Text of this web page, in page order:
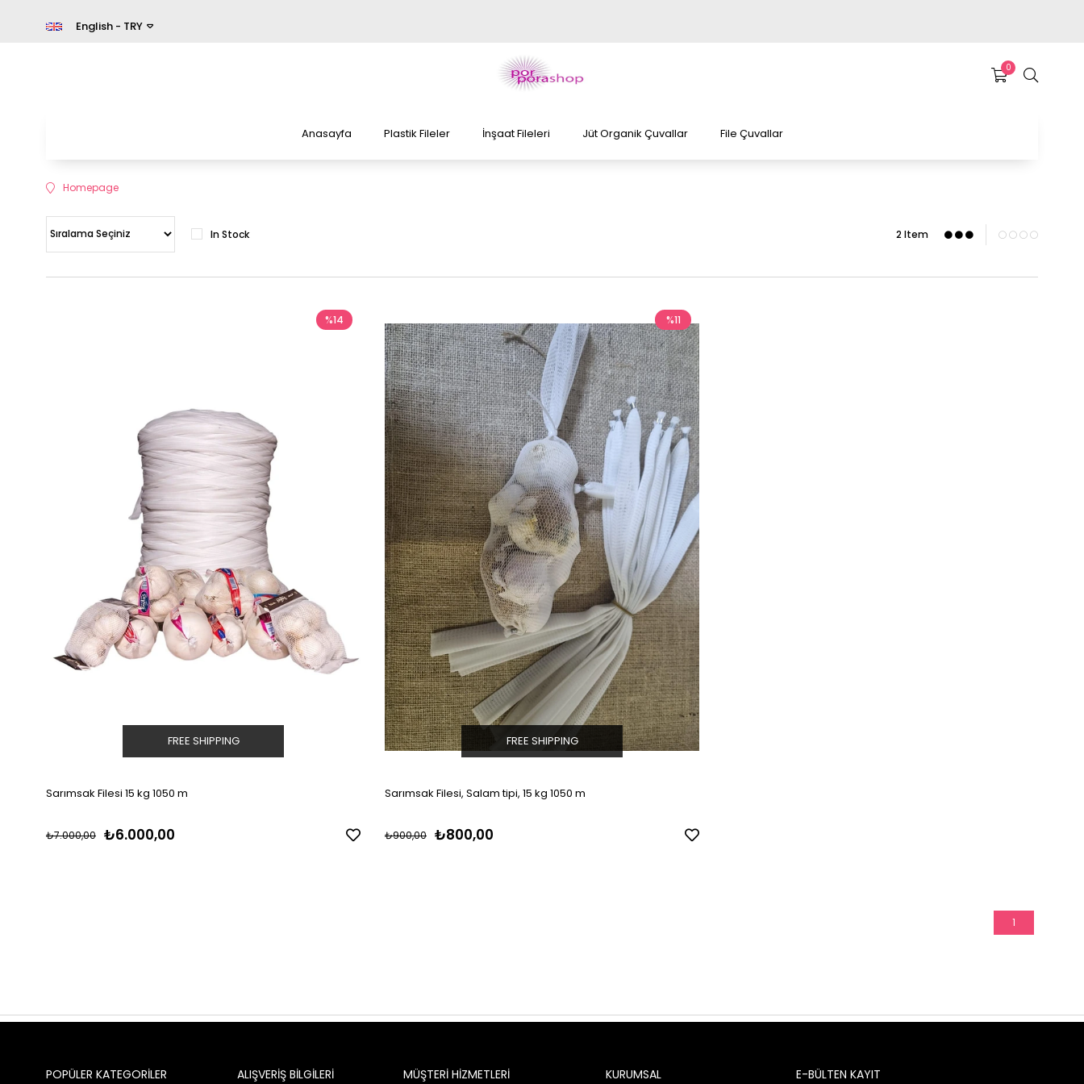
English - TRY
0
Anasayfa Plastik Fileler İnşaat Fileleri Jüt Organik Çuvallar File Çuvallar
Homepage
In Stock 2 Item
Sarımsak Filesi 15 kg 1050 m
₺6.000,00
₺7.000,00
%14
FREE SHIPPING
Sarımsak Filesi, Salam tipi, 15 kg 1050 m
₺800,00
₺900,00
%11
FREE SHIPPING
1
POPÜLER KATEGORİLER ALIŞVERİŞ BİLGİLERİ MÜŞTERİ HİZMETLERİ KURUMSAL E-BÜLTEN KAYIT